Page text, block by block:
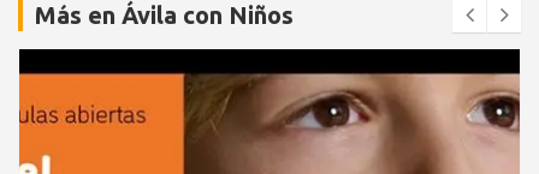
Más en Ávila con Niños